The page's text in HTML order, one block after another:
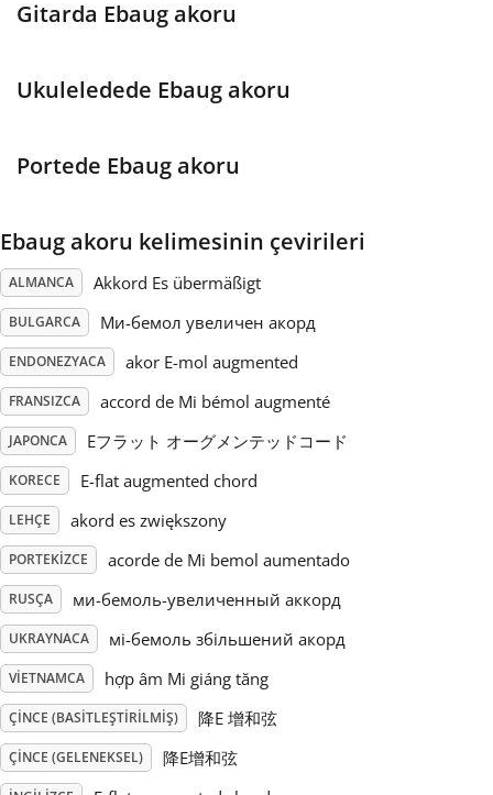
Português
Русский
Svenska
Tiếng Việt
Türkçe
Українська
简体中文
繁體中文
Gitarda Ebaug akoru
Ukuleledede Ebaug akoru
Portede Ebaug akoru
Ebaug akoru kelimesinin çevirileri
ALMANCA Akkord Es übermäßigt
BULGARCA Ми-бемол увеличен акорд
ENDONEZYACA akor E-mol augmented
FRANSIZCA accord de Mi bémol augmenté
JAPONCA Eフラット オーグメンテッドコード
KORECE E-flat augmented chord
LEHÇE akord es zwiększony
PORTEKIZCE acorde de Mi bemol aumentado
RUSÇA ми-бемоль-увеличенный аккорд
UKRAYNACA мі-бемоль збільшений акорд
VIETNAMCA hợp âm Mi giáng tăng
ÇINCE (BASITLEŞTIRILMIŞ) 降E 增和弦
ÇINCE (GELENEKSEL) 降E增和弦